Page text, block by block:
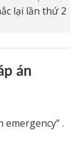
lại lần thứ 2
án
emergency” .